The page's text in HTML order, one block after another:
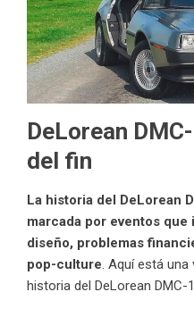
DeLorean
del fin
La historia del DeLorean
marcada por eventos
diseño, problemas
pop-culture . Aquí está
historia del DeLorean DMC-